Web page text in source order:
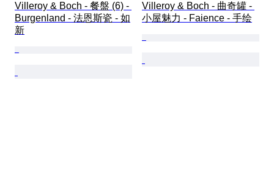
Villeroy & Boch - 餐盤 (6) -
Burgenland - 法恩斯瓷 - 如
新
Villeroy & Boch - 曲奇罐 -
小屋魅力 - Faience - 手绘